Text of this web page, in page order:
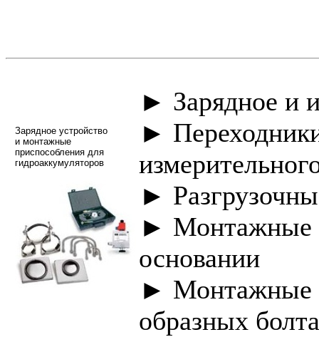
Зарядное устройство
и монтажные
приспособления для
гидроаккумуляторов
► Зарядное и
►
►
► Монтажные
основании
► Монтажные
образных